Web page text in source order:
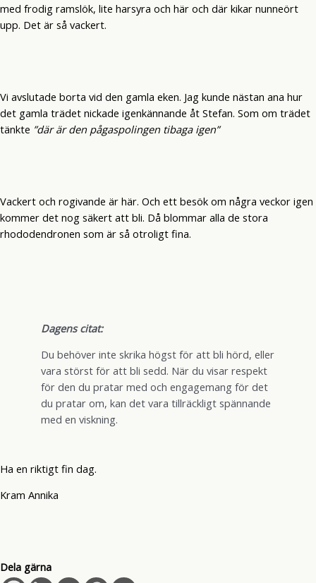
med frodig ramslök, lite harsyra och här och där kikar nunneört
upp. Det är så vackert.
Vi avslutade borta vid den gamla eken. Jag kunde nästan ana hur
det gamla trädet nickade igenkännande åt Stefan. Som om trädet
tänkte ”där är den pågaspolingen tibaga igen”
Vackert och rogivande är här. Och ett besök om några veckor igen
kommer det nog säkert att bli. Då blommar alla de stora
rhododendronen som är så otroligt fina.
Dagens citat:
Du behöver inte skrika högst för att bli hörd, eller
vara störst för att bli sedd. När du visar respekt
för den du pratar med och engagemang för det
du pratar om, kan det vara tillräckligt spännande
med en viskning.
Ha en riktigt fin dag.
Kram Annika
Dela gärna